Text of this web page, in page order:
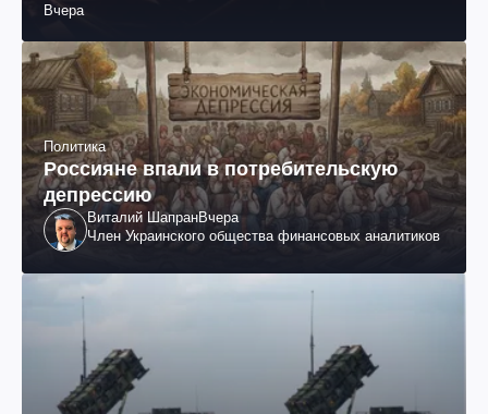
раненых (фото, видео)
Вчера
Политика
Россияне впали в потребительскую
депрессию
Виталий ШапранВчера
Член Украинского общества финансовых аналитиков